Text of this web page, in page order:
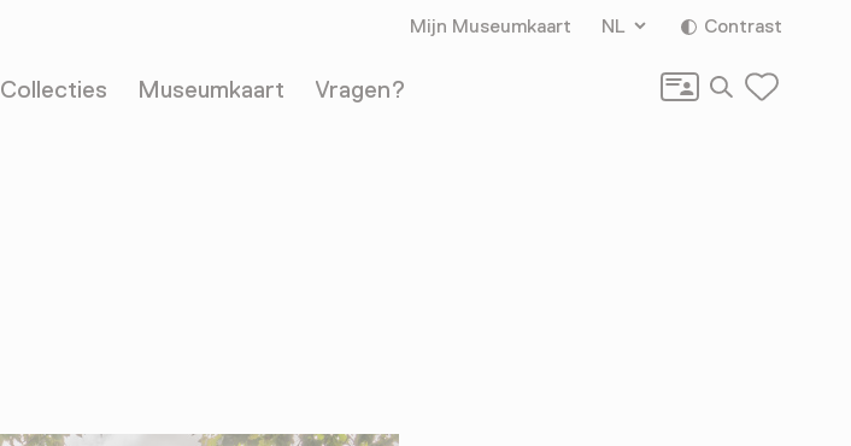
Collecties Museumkaart Vragen?
Mijn Museumkaart NL Contrast
Zoeken